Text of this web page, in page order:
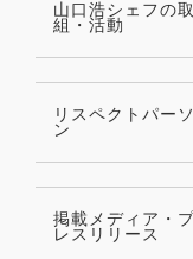
山口浩シェフの取
組・活動
リスペクトパーソ
ン
掲載メディア・プ
レスリリース